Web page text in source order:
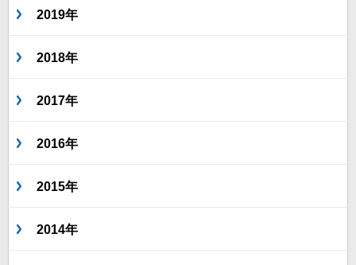
2019年
2018年
2017年
2016年
2015年
2014年